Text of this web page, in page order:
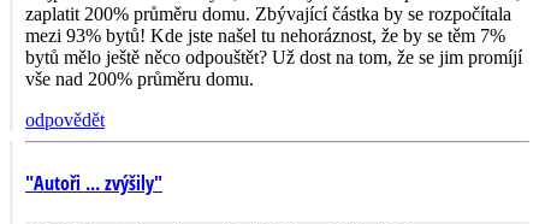
zaplatit 200% průměru domu. Zbývající částka by se rozpočítala
mezi 93% bytů! Kde jste našel tu nehoráznost, že by se těm 7%
bytů mělo ještě něco odpouštět? Už dost na tom, že se jim promíjí
vše nad 200% průměru domu.
odpovědět
"Autoři ... zvýšily"